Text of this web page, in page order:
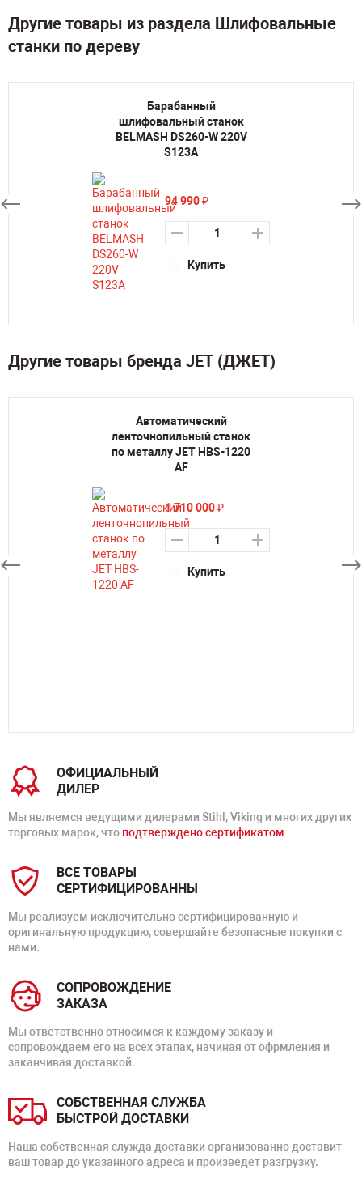
Другие товары из раздела Шлифовальные
станки по дереву
Барабанный
шлифовальный станок
BELMASH DS260-W 220V
S123A
94 990₽
Купить
Другие товары бренда JET (ДЖЕТ)
Автоматический
ленточнопильный станок
по металлу JET HBS-1220
AF
1 710 000₽
Купить
ОФИЦИАЛЬНЫЙ
ДИЛЕР
Мы являемся ведущими дилерами Stihl, Viking и многих других
торговых марок, что подтверждено сертификатом
ВСЕ ТОВАРЫ
СЕРТИФИЦИРОВАННЫ
Мы реализуем исключительно сертифицированную и
оригинальную продукцию, совершайте безопасные покупки с
нами.
СОПРОВОЖДЕНИЕ
ЗАКАЗА
Мы ответственно относимся к каждому заказу и
сопровождаем его на всех этапах, начиная от офрмления и
заканчивая доставкой.
СОБСТВЕННАЯ СЛУЖБА
БЫСТРОЙ ДОСТАВКИ
Наша собственная служда доставки организованно доставит
ваш товар до указанного адреса и произведет разгрузку.